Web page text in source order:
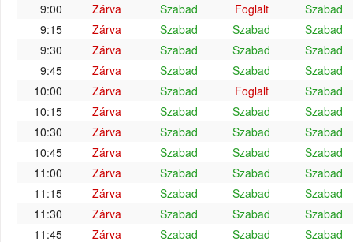
9:00
Zárva Szabad Foglalt
Szabad
9:15
Zárva Szabad Szabad
Szabad
9:30
Zárva Szabad Szabad
Szabad
9:45
Zárva Szabad Szabad
Szabad
10:00
Zárva Szabad Foglalt
Szabad
10:15
Zárva Szabad Szabad
Szabad
10:30
Zárva Szabad Szabad
Szabad
10:45
Zárva Szabad Szabad
Szabad
11:00
Zárva Szabad Szabad
Szabad
11:15
Zárva Szabad Szabad
Szabad
11:30
Zárva Szabad Szabad
Szabad
11:45
Zárva Szabad Szabad
Szabad